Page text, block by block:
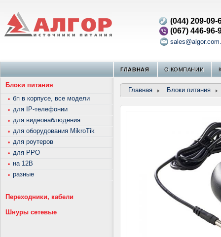
(044) 209-09-
(067) 446-96-
ГЛАВНАЯ О КОМПАНИИ
Главная Блоки питания
Блоки питания
бп в корпусе, все модели
для IP-телефонии
для видеонаблюдения
для оборудования MikroTik
для роутеров
для РРО
на 12В
разные
Переходники, кабели
Шнуры сетевые